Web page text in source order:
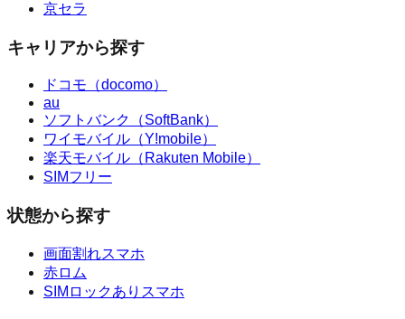
京セラ
キャリアから探す
ドコモ（docomo）
au
ソフトバンク（SoftBank）
ワイモバイル（Y!mobile）
楽天モバイル（Rakuten Mobile）
SIMフリー
状態から探す
画面割れスマホ
赤ロム
SIMロックありスマホ